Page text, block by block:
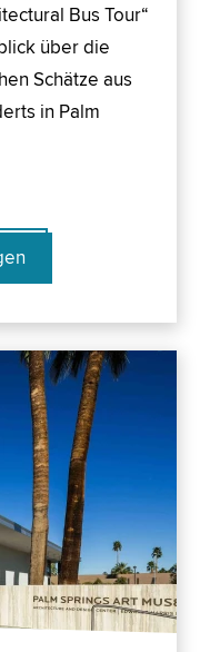
Bus Tour“
über die
Schätze aus
in Palm